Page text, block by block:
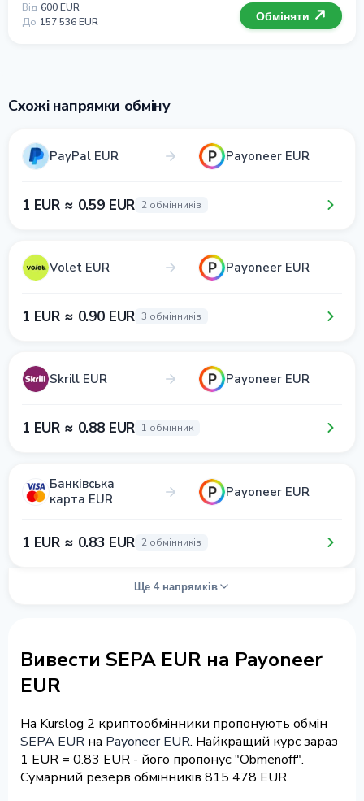
Від 600 EUR
До 157 536 EUR Обміняти
Схожі напрямки обміну
PayPal EUR Payoneer EUR
1 EUR ≈ 0.59 EUR 2 обмінників
Volet EUR Payoneer EUR
1 EUR ≈ 0.90 EUR 3 обмінників
Skrill EUR Payoneer EUR
1 EUR ≈ 0.88 EUR 1 обмінник
Банківська
карта EUR
Payoneer EUR
1 EUR ≈ 0.83 EUR 2 обмінників
Ще 4 напрямків
Вивести SEPA EUR на Payoneer
EUR
На Kurslog 2 криптообмінники пропонують обмін
SEPA EUR на Payoneer EUR. Найкращий курс зараз
1 EUR = 0.83 EUR - його пропонує "Obmenoff".
Сумарний резерв обмінників 815 478 EUR.